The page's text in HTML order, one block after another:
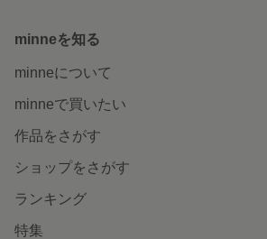
minneを知る
minneについて
minneで買いたい
作品をさがす
ショップをさがす
ランキング
特集